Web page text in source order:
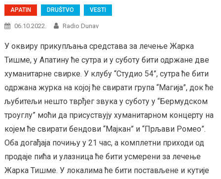
APATIN DRUŠTVO VESTI
06.10.2022. Radio Dunav
У оквиру прикупљања средстава за лечење Жарка
Тишме, у Апатину ће сутра и у суботу бити одржане две
хуманитарне свирке. У клубу “Студио 54”, сутра ће бити
одржана журка на којој ће свирати група “Магија”, док ће
љубитељи нешто тврђег звука у суботу у “Бермудском
троуглу” моћи да присуствују хуманитарном концерту на
којем ће свирати бендови “Мајкан” и “Прљави Ромео”.
Оба догађаја почињу у 21 час, а комплетни приходи од
продаје пића и улазница ће бити усмерени за лечење
Жарка Тишме. У локалима ће бити постављене и кутије